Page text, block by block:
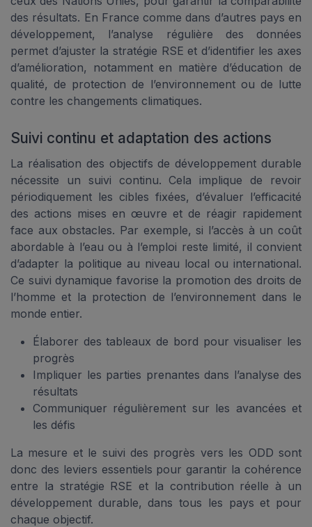
des résultats. En France comme dans d’autres pays en
développement, l’analyse régulière des données
permet d’ajuster la stratégie RSE et d’identifier les axes
d’amélioration, notamment en matière d’éducation de
qualité, de protection de l’environnement ou de lutte
contre les changements climatiques.
Suivi continu et adaptation des actions
La réalisation des objectifs de développement durable
nécessite un suivi continu. Cela implique de revoir
périodiquement les cibles fixées, d’évaluer l’efficacité
des actions mises en œuvre et de réagir rapidement
face aux obstacles. Par exemple, si l’accès à un coût
abordable à l’eau ou à l’emploi reste limité, il convient
d’adapter la politique au niveau local ou international.
Ce suivi dynamique favorise la promotion des droits de
l’homme et la protection de l’environnement dans le
monde entier.
Élaborer des tableaux de bord pour visualiser les
progrès
Impliquer les parties prenantes dans l’analyse des
résultats
Communiquer régulièrement sur les avancées et
les défis
La mesure et le suivi des progrès vers les ODD sont
donc des leviers essentiels pour garantir la cohérence
entre la stratégie RSE et la contribution réelle à un
développement durable, dans tous les pays et pour
chaque objectif.